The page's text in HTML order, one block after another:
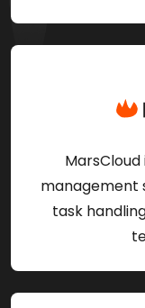
management
task